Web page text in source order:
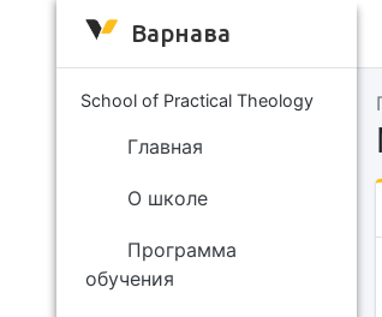
Варнава
School of Practical Theology
Главная
О школе
Программа
обучения